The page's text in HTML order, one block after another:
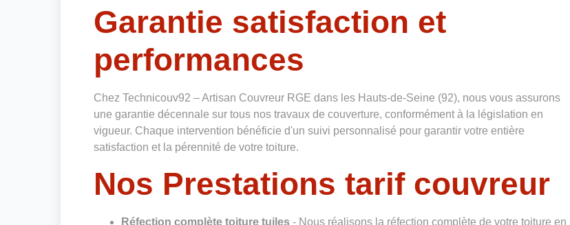
Garantie satisfaction et
performances
Chez Technicouv92 – Artisan Couvreur RGE dans les Hauts-de-Seine (92), nous vous assurons
une garantie décennale sur tous nos travaux de couverture, conformément à la législation en
vigueur. Chaque intervention bénéficie d'un suivi personnalisé pour garantir votre entière
satisfaction et la pérennité de votre toiture.
Nos Prestations tarif couvreur
Réfection complète toiture tuiles - Nous réalisons la réfection complète de votre toiture en